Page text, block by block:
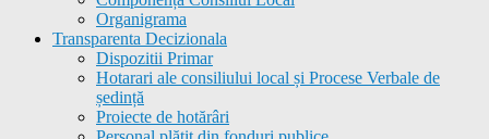
Organigrama
Transparenta Decizionala
Dispozitii Primar
Hotarari ale consiliului local și Procese Verbale de
ședință
Proiecte de hotărâri